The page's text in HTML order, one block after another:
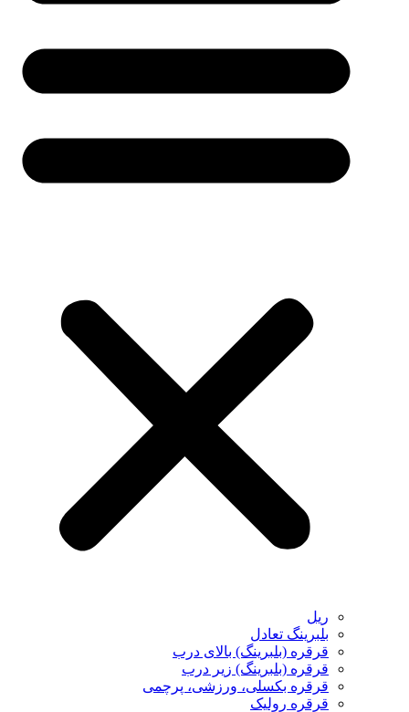
ریل
بلبرینگ تعادل
قرقره (بلبرینگ) بالای درب
قرقره (بلبرینگ) زیر درب
قرقره بکسلی، ورزشی، پرچمی
قرقره رولیک